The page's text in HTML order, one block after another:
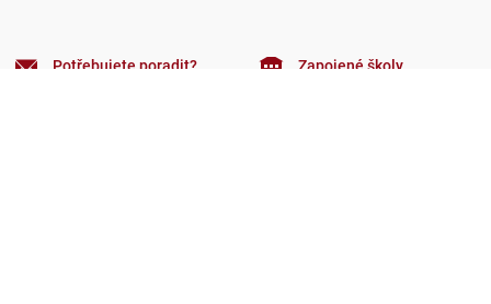
Potřebujete poradit? Zapojené školy